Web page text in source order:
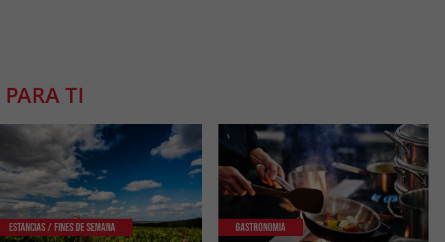
PARA TI
Estancias / Fines de Semana Gastronomia